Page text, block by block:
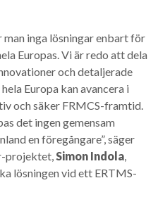
inga lösningar enbart för
Europas. Vi är redo att dela
och detaljerade
Europa kan avancera i
och säker FRMCS-framtid.
det ingen gemensam
en föregångare”, säger
projektet,Simon Indola,
lösningen vid ett ERTMS-